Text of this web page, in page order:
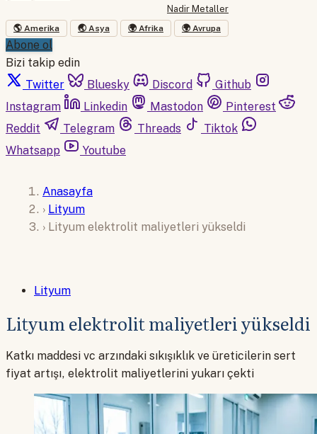
Nadir Metaller
🌎 Amerika 🌏 Asya 🌍 Afrika 🌍 Avrupa
Abone ol
Bizi takip edin
Twitter
Bluesky Discord
Github
Instagram
Linkedin Mastodon
Pinterest
Reddit
Telegram Threads
Tiktok
Whatsapp
Youtube
Anasayfa
› Lityum
› Lityum elektrolit maliyetleri yükseldi
Lityum
Lityum elektrolit maliyetleri yükseldi
Katkı maddesi vc arzındaki sıkışıklık ve üreticilerin sert
fiyat artışı, elektrolit maliyetlerini yukarı çekti